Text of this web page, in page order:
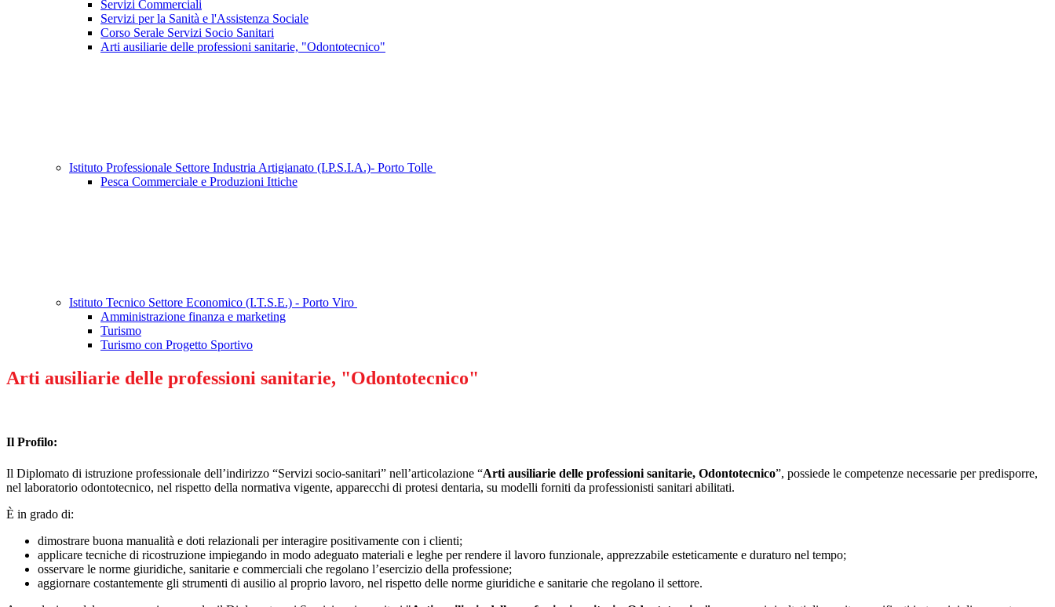
Servizi Commerciali
Servizi per la Sanità e l'Assistenza Sociale
Corso Serale Servizi Socio Sanitari
Arti ausiliarie delle professioni sanitarie, "Odontotecnico"
Istituto Professionale Settore Industria Artigianato (I.P.S.I.A.)- Porto Tolle
Pesca Commerciale e Produzioni Ittiche
Istituto Tecnico Settore Economico (I.T.S.E.) - Porto Viro
Amministrazione finanza e marketing
Turismo
Turismo con Progetto Sportivo
Arti ausiliarie delle professioni sanitarie, "Odontotecnico"
Il Profilo:
Il Diplomato di istruzione professionale dell’indirizzo “Servizi socio-sanitari” nell’articolazione “Arti ausiliarie delle professioni sanitarie, Odontotecnico”, possiede le competenze necessarie per predisporre,
nel laboratorio odontotecnico, nel rispetto della normativa vigente, apparecchi di protesi dentaria, su modelli forniti da professionisti sanitari abilitati.
È in grado di:
dimostrare buona manualità e doti relazionali per interagire positivamente con i clienti;
applicare tecniche di ricostruzione impiegando in modo adeguato materiali e leghe per rendere il lavoro funzionale, apprezzabile esteticamente e duraturo nel tempo;
osservare le norme giuridiche, sanitarie e commerciali che regolano l’esercizio della professione;
aggiornare costantemente gli strumenti di ausilio al proprio lavoro, nel rispetto delle norme giuridiche e sanitarie che regolano il settore.